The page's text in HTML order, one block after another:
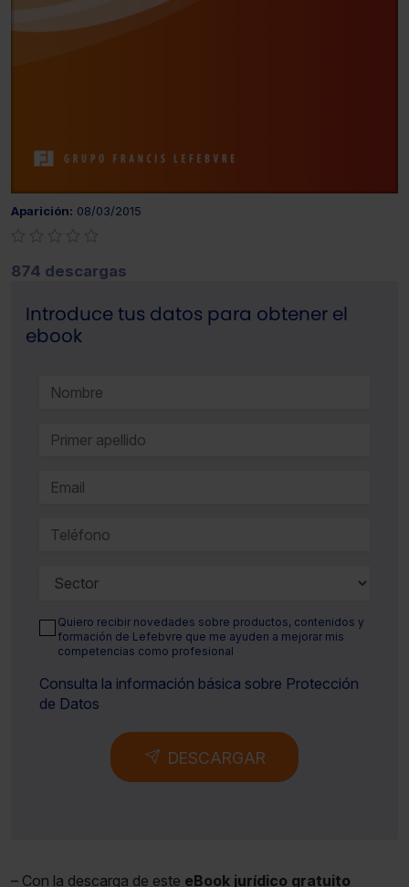
Aparición: 08/03/2015
874 descargas
Introduce tus datos para obtener el
ebook
Quiero recibir novedades sobre productos, contenidos y
formación de Lefebvre que me ayuden a mejorar mis
competencias como profesional
Consulta la información básica sobre Protección
de Datos
DESCARGAR
– Con la descarga de este eBook jurídico gratuito